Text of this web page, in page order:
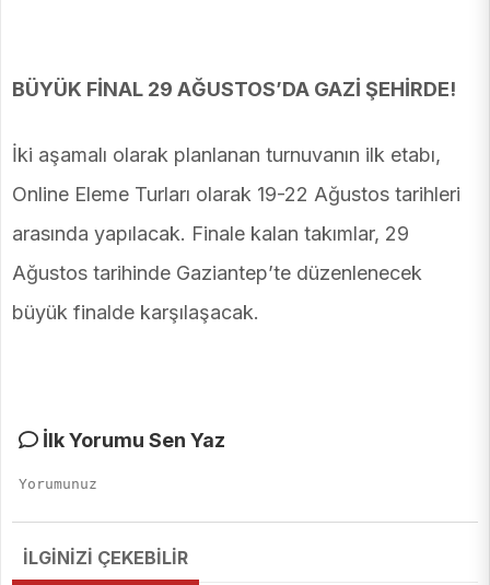
BÜYÜK FİNAL 29 AĞUSTOS’DA GAZİ ŞEHİRDE!
İki aşamalı olarak planlanan turnuvanın ilk etabı,
Online Eleme Turları olarak 19-22 Ağustos tarihleri
arasında yapılacak. Finale kalan takımlar, 29
Ağustos tarihinde Gaziantep’te düzenlenecek
büyük finalde karşılaşacak.
İlk Yorumu Sen Yaz
İLGİNİZİ ÇEKEBİLİR